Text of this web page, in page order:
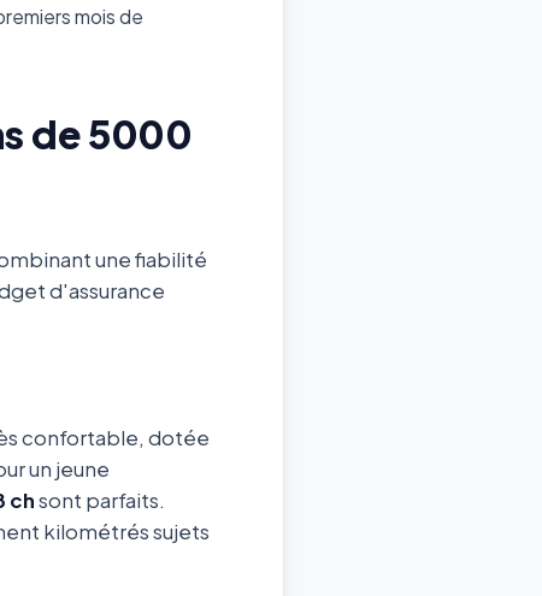
mois de
de 5000
une fiabilité
d'assurance
confortable, dotée
un jeune
chsont parfaits.
kilométrés sujets